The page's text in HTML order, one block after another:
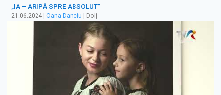
„IA – ARIPĂ SPRE ABSOLUT”
21.06.2024 | Oana Danciu | Dolj